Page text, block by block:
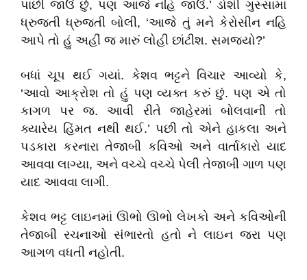
પાછી જાઉં છું, પણ આજે નહિ જાઉં.’ ડોશી ગુસ્સામાં
ધ્રુજતી ધ્રુજતી બોલી, ‘આજે તું મને કેરોસીન નહિ
આપે તો હું અહીં જ મારું લોહી છાંટીશ. સમજ્યો?’
બધાં ચૂપ થઈ ગયાં. કેશવ ભટ્ટને વિચાર આવ્યો કે,
‘આવો આક્રોશ તો હું પણ વ્યક્ત કરું છું. પણ એ તો
કાગળ પર જ. આવી રીતે જાહેરમાં બોલવાની તો
ક્યારેય હિંમત નથી થઈ.’ પછી તો એને હાકલા અને
પડકારા કરનારા તેજાબી કવિઓ અને વાર્તાકારો યાદ
આવવા લાગ્યા, અને વચ્ચે વચ્ચે પેલી તેજાબી ગાળ પણ
યાદ આવવા લાગી.
કેશવ ભટ્ટ લાઇનમાં ઊભો ઊભો લેખકો અને કવિઓની
તેજાબી રચનાઓ સંભારતો હતો ને લાઇન જરા પણ
આગળ વધતી નહોતી.